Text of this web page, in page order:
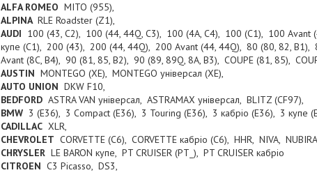
ALFA ROMEO MITO (955),
ALPINA RLE Roadster (Z1),
AUDI 100 (43, C2), 100 (44, 44Q, C3), 100 (4A, C4), 100 (C1), 100
купе (C1), 200 (43), 200 (44, 44Q), 200 Avant (44, 44Q), 80 (80, 82, B1),
Avant (8C, B4), 90 (81, 85, B2), 90 (89, 89Q, 8A, B3), COUPE (81, 85),
AUSTIN MONTEGO (XE), MONTEGO універсал (XE),
AUTO UNION DKW F10,
BEDFORD ASTRA VAN універсал, ASTRAMAX універсал, BLITZ (CF97),
BMW 3 (E36), 3 Compact (E36), 3 Touring (E36), 3 кабріо (E36), 3 купе
CADILLAC XLR,
CHEVROLET CORVETTE (C6), CORVETTE кабріо (C6), HHR, NIVA,
CHRYSLER LE BARON купе, PT CRUISER (PT_), PT CRUISER кабріо
CITROEN C3 Picasso, DS3,